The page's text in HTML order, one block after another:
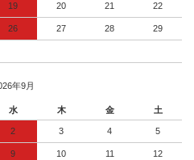
19 20 21 22
26 27 28 29
年9月
水 木 金 土
2 3 4 5
9 10 11 12